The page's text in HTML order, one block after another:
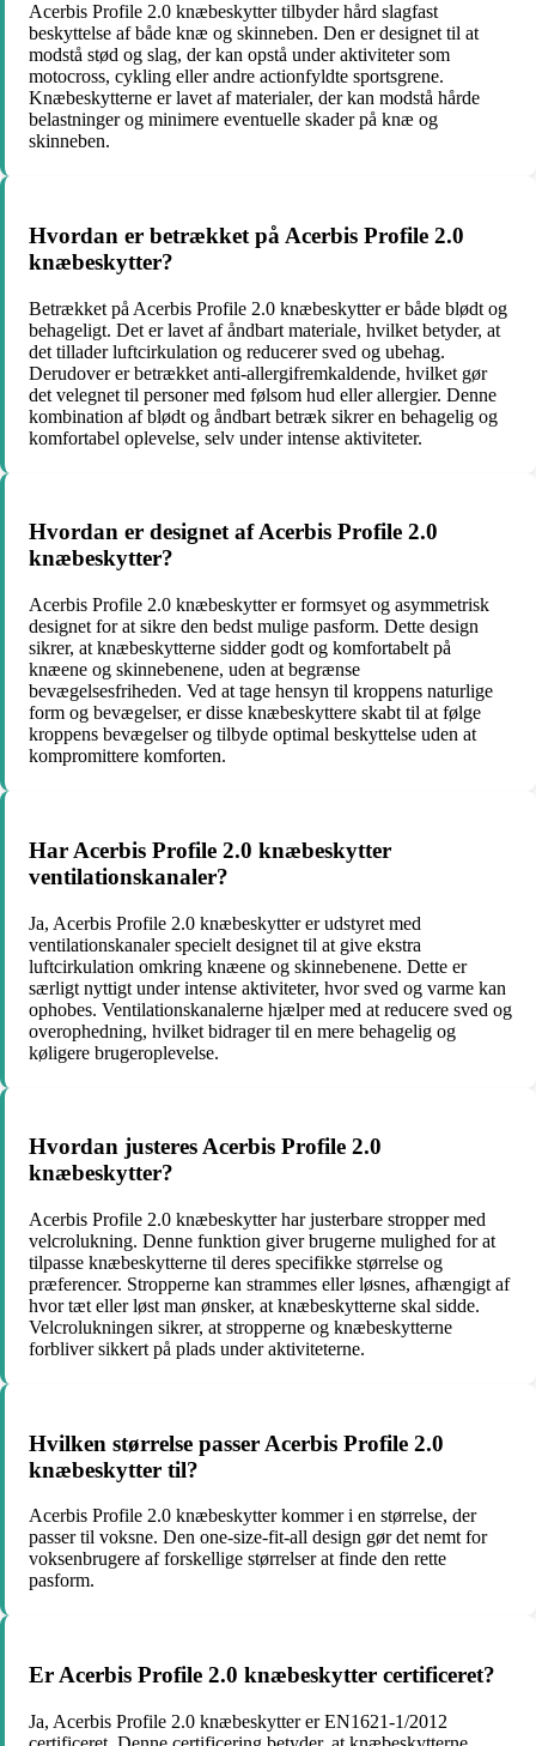
Acerbis Profile 2.0 knæbeskytter tilbyder hård slagfast
beskyttelse af både knæ og skinneben. Den er designet til at
modstå stød og slag, der kan opstå under aktiviteter som
motocross, cykling eller andre actionfyldte sportsgrene.
Knæbeskytterne er lavet af materialer, der kan modstå hårde
belastninger og minimere eventuelle skader på knæ og
skinneben.
Hvordan er betrækket på Acerbis Profile 2.0
knæbeskytter?
Betrækket på Acerbis Profile 2.0 knæbeskytter er både blødt og
behageligt. Det er lavet af åndbart materiale, hvilket betyder, at
det tillader luftcirkulation og reducerer sved og ubehag.
Derudover er betrækket anti-allergifremkaldende, hvilket gør
det velegnet til personer med følsom hud eller allergier. Denne
kombination af blødt og åndbart betræk sikrer en behagelig og
komfortabel oplevelse, selv under intense aktiviteter.
Hvordan er designet af Acerbis Profile 2.0
knæbeskytter?
Acerbis Profile 2.0 knæbeskytter er formsyet og asymmetrisk
designet for at sikre den bedst mulige pasform. Dette design
sikrer, at knæbeskytterne sidder godt og komfortabelt på
knæene og skinnebenene, uden at begrænse
bevægelsesfriheden. Ved at tage hensyn til kroppens naturlige
form og bevægelser, er disse knæbeskyttere skabt til at følge
kroppens bevægelser og tilbyde optimal beskyttelse uden at
kompromittere komforten.
Har Acerbis Profile 2.0 knæbeskytter
ventilationskanaler?
Ja, Acerbis Profile 2.0 knæbeskytter er udstyret med
ventilationskanaler specielt designet til at give ekstra
luftcirkulation omkring knæene og skinnebenene. Dette er
særligt nyttigt under intense aktiviteter, hvor sved og varme kan
ophobes. Ventilationskanalerne hjælper med at reducere sved og
overophedning, hvilket bidrager til en mere behagelig og
køligere brugeroplevelse.
Hvordan justeres Acerbis Profile 2.0
knæbeskytter?
Acerbis Profile 2.0 knæbeskytter har justerbare stropper med
velcrolukning. Denne funktion giver brugerne mulighed for at
tilpasse knæbeskytterne til deres specifikke størrelse og
præferencer. Stropperne kan strammes eller løsnes, afhængigt af
hvor tæt eller løst man ønsker, at knæbeskytterne skal sidde.
Velcrolukningen sikrer, at stropperne og knæbeskytterne
forbliver sikkert på plads under aktiviteterne.
Hvilken størrelse passer Acerbis Profile 2.0
knæbeskytter til?
Acerbis Profile 2.0 knæbeskytter kommer i en størrelse, der
passer til voksne. Den one-size-fit-all design gør det nemt for
voksenbrugere af forskellige størrelser at finde den rette
pasform.
Er Acerbis Profile 2.0 knæbeskytter certificeret?
Ja, Acerbis Profile 2.0 knæbeskytter er EN1621-1/2012